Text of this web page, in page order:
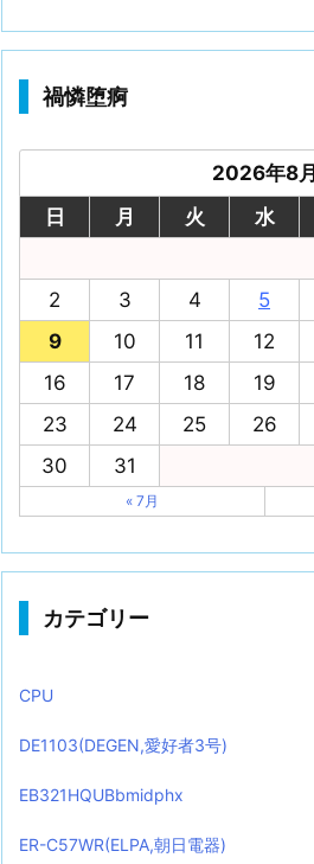
禍憐堕痾
2026年8月
日
月 火 水
2
3 4 5
9
10 11 12
16
17 18 19
23
24 25 26
30
31
« 7月
カテゴリー
CPU
DE1103(DEGEN,愛好者3号)
EB321HQUBbmidphx
ER-C57WR(ELPA,朝日電器)